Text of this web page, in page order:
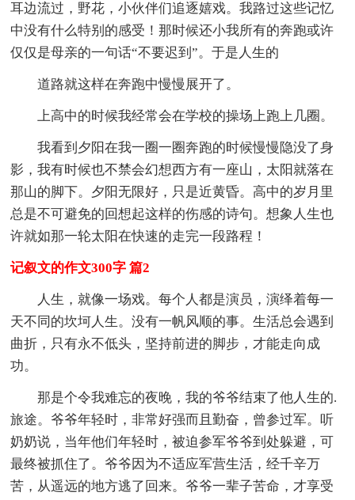
耳边流过，野花，小伙伴们追逐嬉戏。我路过这些记忆
中没有什么特别的感受！那时候还小我所有的奔跑或许
仅仅是母亲的一句话“不要迟到”。于是人生的
道路就这样在奔跑中慢慢展开了。
上高中的时候我经常会在学校的操场上跑上几圈。
我看到夕阳在我一圈一圈奔跑的时候慢慢隐没了身
影，我有时候也不禁会幻想西方有一座山，太阳就落在
那山的脚下。夕阳无限好，只是近黄昏。高中的岁月里
总是不可避免的回想起这样的伤感的诗句。想象人生也
许就如那一轮太阳在快速的走完一段路程！
记叙文的作文300字 篇2
人生，就像一场戏。每个人都是演员，演绎着每一
天不同的坎坷人生。没有一帆风顺的事。生活总会遇到
曲折，只有永不低头，坚持前进的脚步，才能走向成
功。
那是个令我难忘的夜晚，我的爷爷结束了他人生的.
旅途。爷爷年轻时，非常好强而且勤奋，曾参过军。听
奶奶说，当年他们年轻时，被迫参军爷爷到处躲避，可
最终被抓住了。爷爷因为不适应军营生活，经千辛万
苦，从遥远的地方逃了回来。爷爷一辈子苦命，才享受